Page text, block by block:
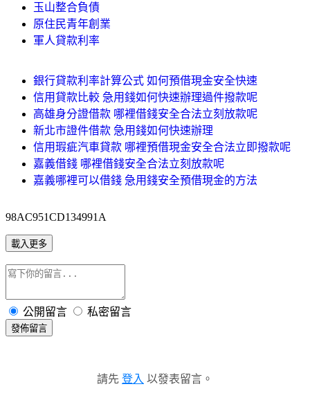
玉山整合負債
原住民青年創業
軍人貸款利率
銀行貸款利率計算公式 如何預借現金安全快速
信用貸款比較 急用錢如何快速辦理過件撥款呢
高雄身分證借款 哪裡借錢安全合法立刻放款呢
新北市證件借款 急用錢如何快速辦理
信用瑕疵汽車貸款 哪裡預借現金安全合法立即撥款呢
嘉義借錢 哪裡借錢安全合法立刻放款呢
嘉義哪裡可以借錢 急用錢安全預借現金的方法
98AC951CD134991A
載入更多
公開留言 私密留言
發佈留言
請先 登入 以發表留言。